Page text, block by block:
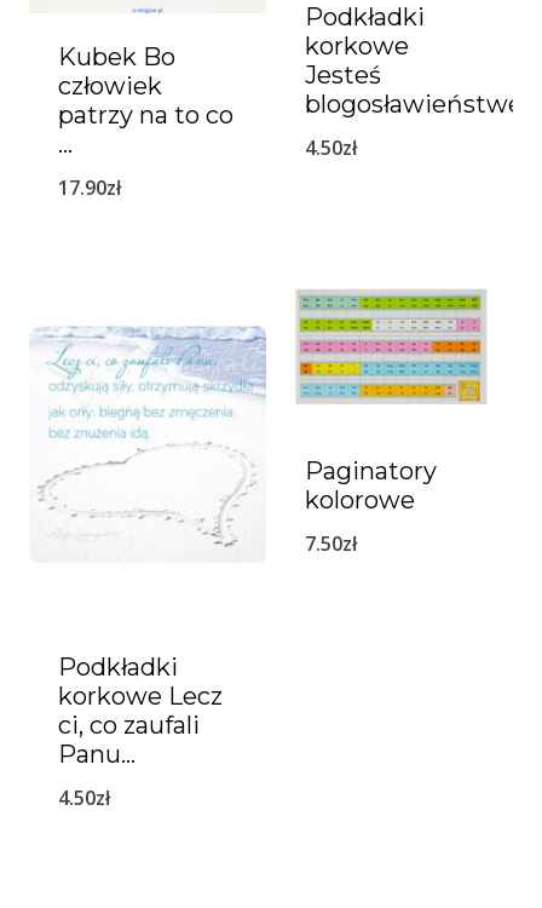
Kubek Bo
człowiek
patrzy na to co
…
17.90zł
Podkładki
korkowe
Jesteś
4.50zł
Podkładki
korkowe Lecz
ci, co zaufali
Panu…
4.50zł
Paginatory
kolorowe
7.50zł